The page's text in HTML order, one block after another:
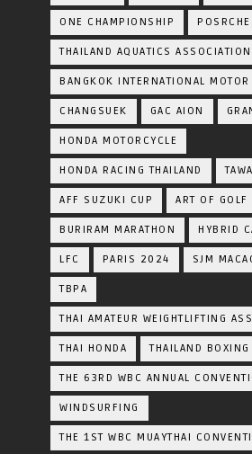
ONE CHAMPIONSHIP POSRCHE
THAILAND AQUATICS ASSOCIATION
BANGKOK INTERNATIONAL
CHANGSUEK GAC AION
HONDA MOTORCYCLE
HONDA RACING THAILAND TAWA
AFF SUZUKI CUP ART OF GOLF
BURIRAM MARATHON HYBRID
LFC PARIS 2024 SJM
TBPA
THAI AMATEUR WEIGHTLIFTING
THAI HONDA THAILAND BOXING
THE 63RD WBC ANNUAL
WINDSURFING
THE 1ST WBC MUAYTHAI